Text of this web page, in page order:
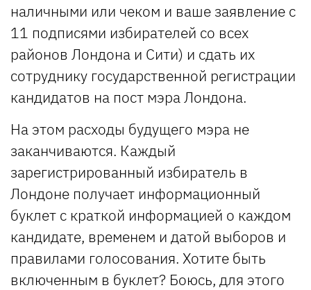
наличными или чеком и ваше заявление с
11 подписями избирателей со всех
районов Лондона и Сити) и сдать их
сотруднику государственной регистрации
кандидатов на пост мэра Лондона.
На этом расходы будущего мэра не
заканчиваются. Каждый
зарегистрированный избиратель в
Лондоне получает информационный
буклет с краткой информацией о каждом
кандидате, временем и датой выборов и
правилами голосования. Хотите быть
включенным в буклет? Боюсь, для этого